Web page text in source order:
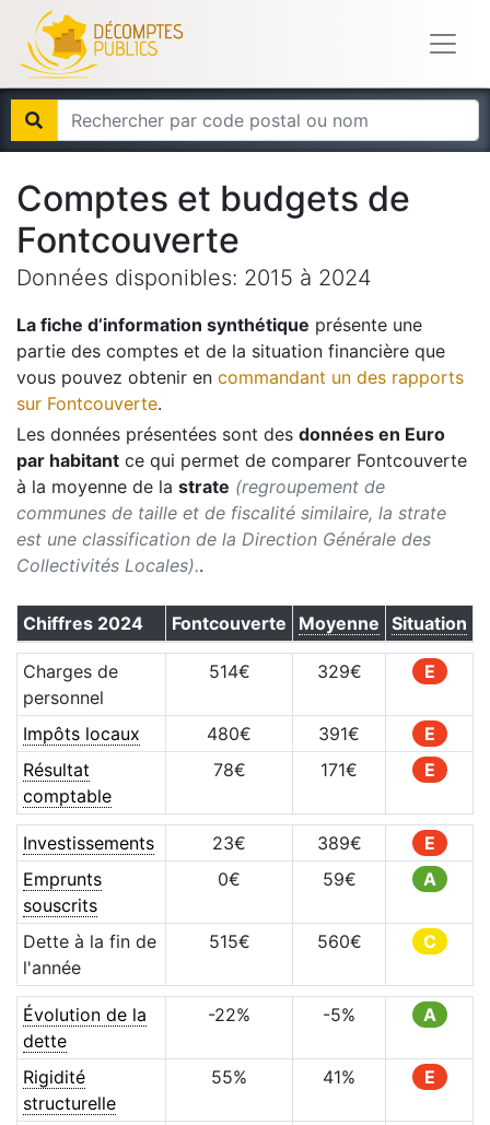
Comptes et budgets de
Fontcouverte
Données disponibles: 2015 à 2024
La fiche d’information synthétique présente une
partie des comptes et de la situation financière que
vous pouvez obtenir en commandant un des rapports
sur Fontcouverte.
Les données présentées sont des données en Euro
par habitant ce qui permet de comparer Fontcouverte
à la moyenne de la strate (regroupement de
communes de taille et de fiscalité similaire, la strate
est une classification de la Direction Générale des
Collectivités Locales)..
Chiffres 2024 Fontcouverte Moyenne Situation
Charges de
personnel
514€ 329€ E
Impôts locaux 480€ 391€
E
Résultat
comptable
78€ 171€ E
Investissements 23€ 389€
E
Emprunts
souscrits
0€ 59€ A
Dette à la fin de
l'année
515€ 560€ C
Évolution de la
dette
-22% -5% A
Rigidité
structurelle
55% 41% E